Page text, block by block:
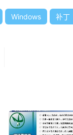
Windows 补丁